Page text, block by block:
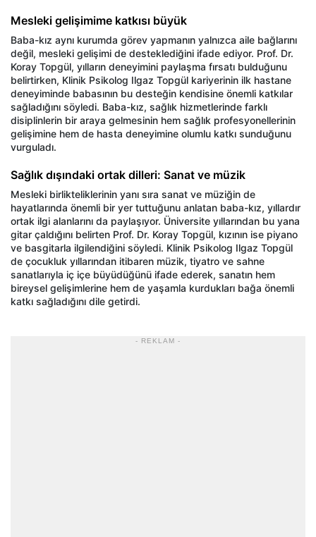
Mesleki gelişimime katkısı büyük
Baba-kız aynı kurumda görev yapmanın yalnızca aile bağlarını
değil, mesleki gelişimi de desteklediğini ifade ediyor. Prof. Dr.
Koray Topgül, yılların deneyimini paylaşma fırsatı bulduğunu
belirtirken, Klinik Psikolog Ilgaz Topgül kariyerinin ilk hastane
deneyiminde babasının bu desteğin kendisine önemli katkılar
sağladığını söyledi. Baba-kız, sağlık hizmetlerinde farklı
disiplinlerin bir araya gelmesinin hem sağlık profesyonellerinin
gelişimine hem de hasta deneyimine olumlu katkı sunduğunu
vurguladı.
Sağlık dışındaki ortak dilleri: Sanat ve müzik
Mesleki birlikteliklerinin yanı sıra sanat ve müziğin de
hayatlarında önemli bir yer tuttuğunu anlatan baba-kız, yıllardır
ortak ilgi alanlarını da paylaşıyor. Üniversite yıllarından bu yana
gitar çaldığını belirten Prof. Dr. Koray Topgül, kızının ise piyano
ve basgitarla ilgilendiğini söyledi. Klinik Psikolog Ilgaz Topgül
de çocukluk yıllarından itibaren müzik, tiyatro ve sahne
sanatlarıyla iç içe büyüdüğünü ifade ederek, sanatın hem
bireysel gelişimlerine hem de yaşamla kurdukları bağa önemli
katkı sağladığını dile getirdi.
- REKLAM -